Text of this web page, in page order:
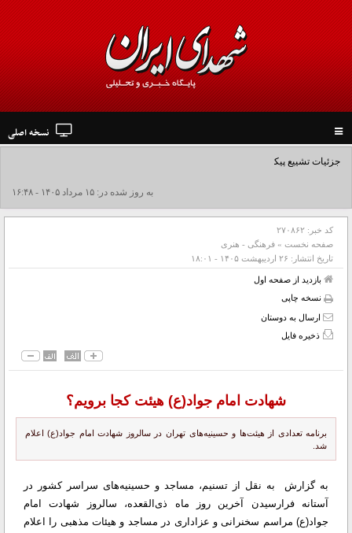
navigation
نسخه اصلی
جزئیات تشییع پیکر مطهر رهبر شهید در نجف و کربلا
به روز شده در: ۱۵ مرداد ۱۴۰۵ - ۱۶:۴۸
کد خبر: ۲۷۰۸۶۲
صفحه نخست » فرهنگی - هنری
تاریخ انتشار: ۲۶ ارديبهشت ۱۴۰۵ - ۱۸:۰۱
بازدید از صفحه اول
نسخه چاپی
ارسال به دوستان
ذخیره فایل
شهادت امام جواد(ع) هیئت کجا برویم؟
برنامه تعدادی از هیئت‌ها و حسینیه‌های تهران در سالروز شهادت امام جواد(ع) اعلام
شد.
به گزارش به نقل از تسنیم، مساجد و حسینیه‌های سراسر کشور در
آستانه فرارسیدن آخرین روز ماه ذی‌القعده، سالروز شهادت امام
جواد(ع) مراسم سخنرانی و عزاداری در مساجد و هیئات مذهبی را اعلام